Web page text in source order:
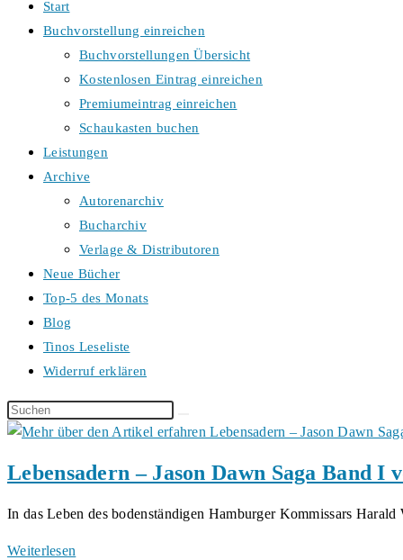
Start
Buchvorstellung einreichen
Buchvorstellungen Übersicht
Kostenlosen Eintrag einreichen
Premiumeintrag einreichen
Schaukasten buchen
Leistungen
Archive
Autorenarchiv
Bucharchiv
Verlage & Distributoren
Neue Bücher
Top-5 des Monats
Blog
Tinos Leseliste
Widerruf erklären
Diese
Website
Lebensadern – Jason Dawn Saga Band I
In das Leben des bodenständigen Hamburger Kommissars
Weiterlesen